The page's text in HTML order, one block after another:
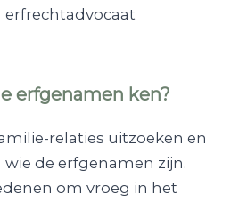
erfrechtadvocaat
erfgenamen ken?
relaties uitzoeken en
de erfgenamen zijn.
om vroeg in het